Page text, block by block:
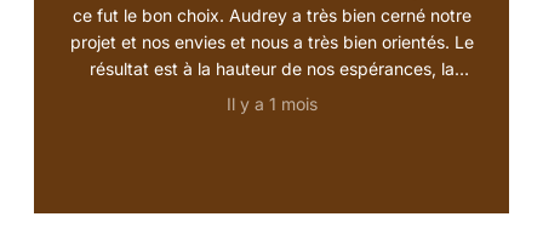
ce fut le bon choix. Audrey a très bien cerné notre
projet et nos envies et nous a très bien orientés. Le
résultat est à la hauteur de nos espérances, la
qualité est au rendez-vous, c'est magnifique. Vous
Il y a 1 mois